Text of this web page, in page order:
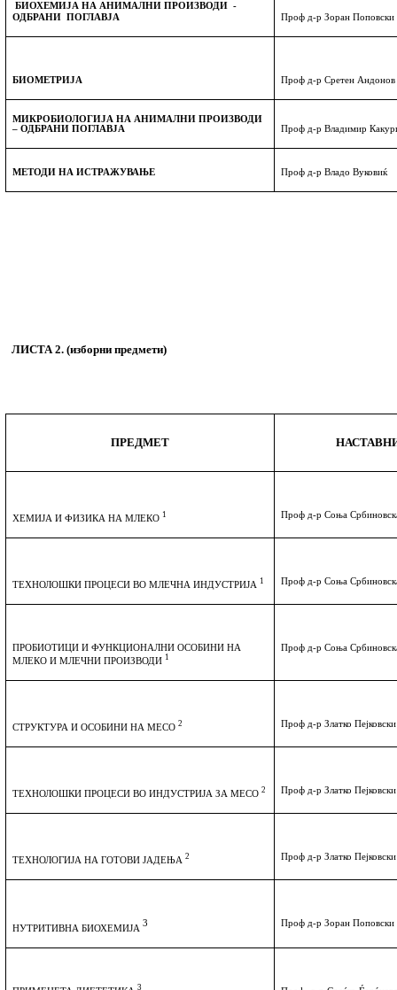
БИОХЕМИЈАНА АНИМАЛНИ ПРОИЗВОДИ -
ОДБРАНИ ПОГЛАВЈА Проф д-р Зоран Поповски
БИОМЕТРИJА Проф д-р Сретен Андонов
МИКРОБИОЛОГИЈА НА АНИМАЛНИ ПРОИЗВОДИ
– ОДБРАНИ ПОГЛАВЈА
Проф д-р Владимир
МЕТОДИ НА ИСТРАЖУВАЊЕ Проф д-р Владо Вуковиќ
ЛИСТА2. (изборни предмети)
ПРЕДМЕТ
ХЕМИЈА И ФИЗИКА НА МЛЕКО 1 Проф д-р Соња
ТЕХНОЛОШКИ ПРОЦЕСИ ВО МЛЕЧНА ИНДУСТРИЈА 1 Проф д-р Соња
ПРОБИОТИЦИ И ФУНКЦИОНАЛНИ ОСОБИНИ НА
МЛЕКО И МЛЕЧНИ ПРОИЗВОДИ 1
Проф д-р Соња
СТРУКТУРА И ОСОБИНИ НА МЕСО2 Проф д-р Златко Пејковски
ТЕХНОЛОШКИ ПРОЦЕСИ ВО ИНДУСТРИЈА ЗА МЕСО2 Проф д-р Златко Пејковски
ТЕХНОЛОГИЈА НА ГОТОВИ ЈАДЕЊА2 Проф д-р Златко Пејковски
НУТРИТИВНА БИОХЕМИЈА
3 Проф д-р Зоран Поповски
3